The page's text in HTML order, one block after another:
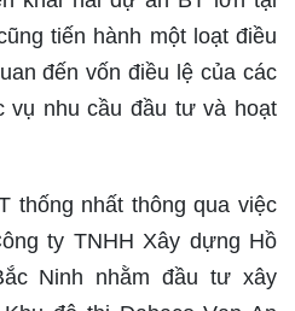
tiến hành một loạt điều
đến vốn điều lệ của các
vụ nhu cầu đầu tư và hoạt
thống nhất thông qua việc
ty TNHH Xây dựng Hồ
Ninh nhằm đầu tư xây